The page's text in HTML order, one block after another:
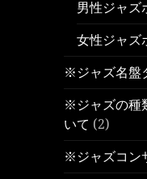
男性ジャズ
女性ジャズ
※ジャズ名盤
※ジャズの種
いて (2)
※ジャズコン